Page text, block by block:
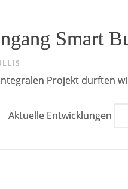
Smart
Projekt durften
Aktuelle Entwicklungen